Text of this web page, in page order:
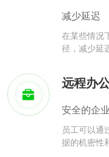
减少延迟
在某些情况
径，减少延
远程办
安全的企
员工可以通
据的机密性